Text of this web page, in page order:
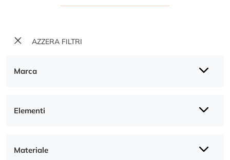
AZZERA FILTRI
Marca
Elementi
Materiale